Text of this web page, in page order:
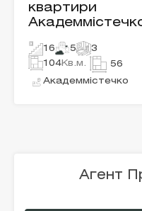
квартири
16 5
3
104Кв.м. 56
Академмістечко
Агент